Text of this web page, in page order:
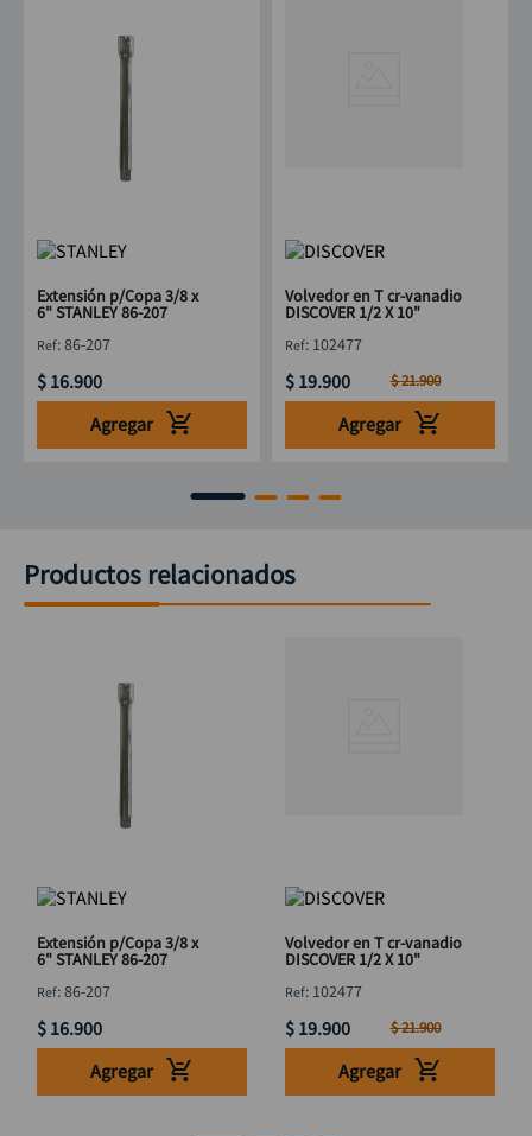
Extensión p/Copa 3/8 x
6" STANLEY 86-207
:86-207
$ 16.900
Agregar
Volvedor en T cr-vanadio
DISCOVER 1/2 X 10"
: 102477
$ 19.900 $21.900
Agregar
Productos relacionados
Extensión p/Copa 3/8 x
6" STANLEY 86-207
:86-207
$ 16.900
Agregar
Volvedor en T cr-vanadio
DISCOVER 1/2 X 10"
: 102477
$ 19.900 $21.900
Agregar